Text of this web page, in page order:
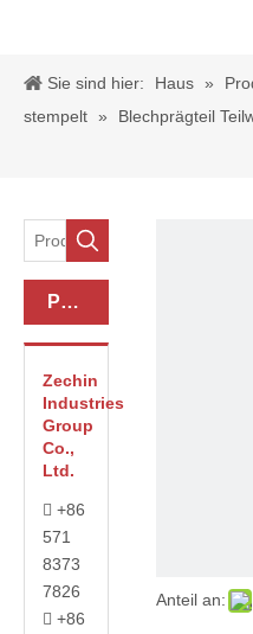
Sie sind hier: Haus »
stempelt » Blechprägteil
Produkt-Kategorie
Zechin
Industries
Group
Co.,
Ltd.
 +86
571
8373
7826
 +86
Anteil an: